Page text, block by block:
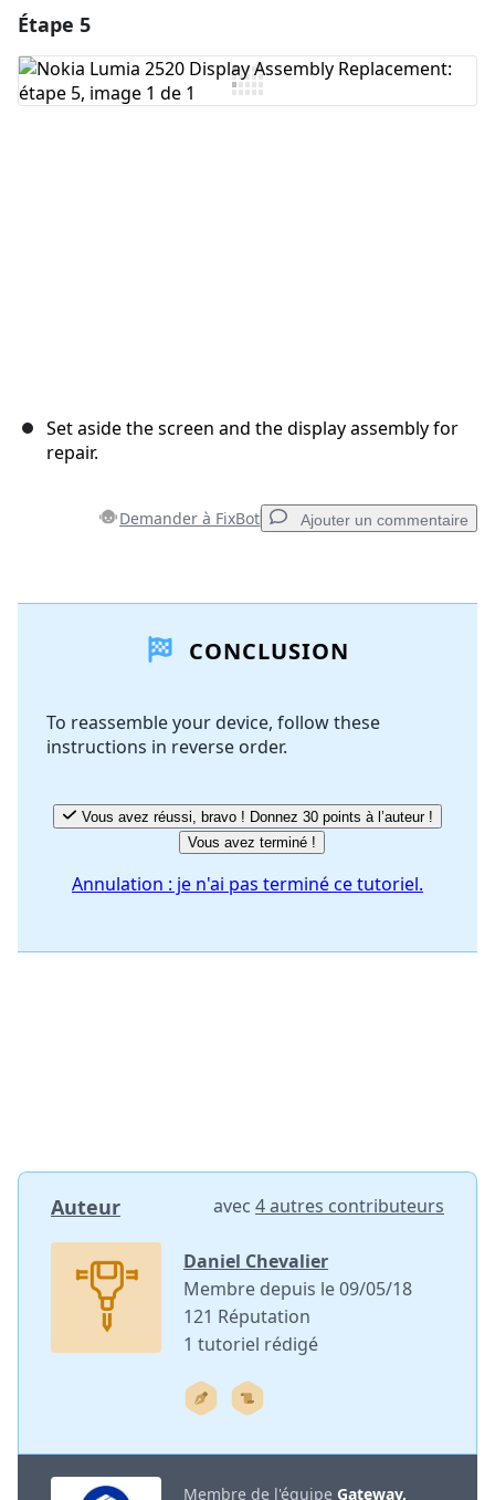
Ajouter un commentaire
Étape 5
Set aside the screen and the display assembly for
repair.
Demander à FixBot Ajouter un commentaire
Ajouter un commentaire
Annuler Publier un commentaire
CONCLUSION
To reassemble your device, follow these
instructions in reverse order.
Vous avez réussi, bravo ! Donnez 30 points à l’auteur !
Vous avez terminé !
Annulation : je n'ai pas terminé ce tutoriel.
Auteur avec 4 autres contributeurs
Daniel Chevalier
Membre depuis le 09/05/18
121 Réputation
1 tutoriel rédigé
Membre de l'équipe Gateway,